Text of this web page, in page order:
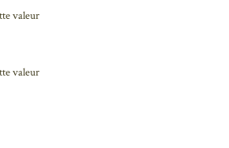
valeur
valeur